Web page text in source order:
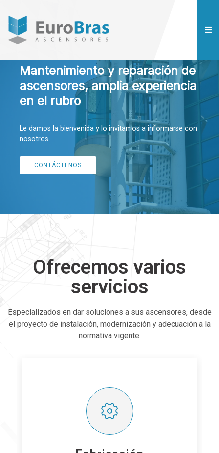
Mantenimiento y reparación de
ascensores, amplia experiencia
en el rubro
Le damos la bienvenida y lo invitamos a informarse con
nosotros.
CONTÁCTENOS
Ofrecemos varios
servicios
Especializados en dar soluciones a sus ascensores, desde
el proyecto de instalación, modernización y adecuación a la
normativa vigente.